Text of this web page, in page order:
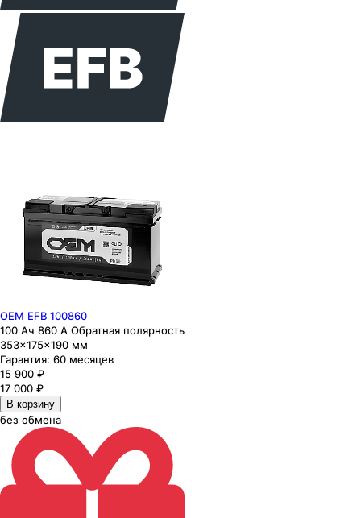
OEM EFB 100860
100 Ач 860 А Обратная полярность
353×175×190 мм
Гарантия: 60 месяцев
15 900 ₽
17 000 ₽
В корзину
без обмена